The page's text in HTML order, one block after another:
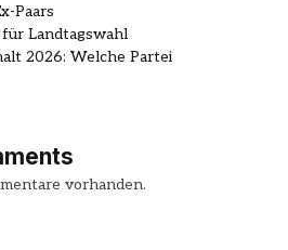
Paars
Landtagswahl
2026: Welche Partei
vorhanden.